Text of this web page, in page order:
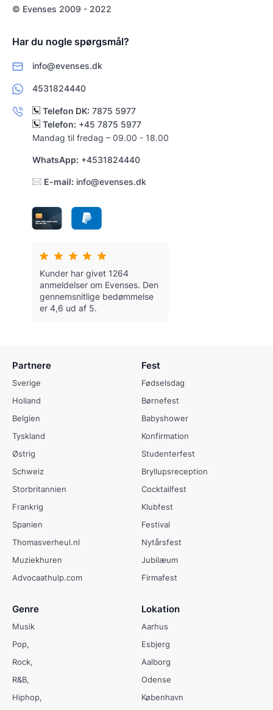
© Evenses 2009 - 2022
Har du nogle spørgsmål?
info@evenses.dk
4531824440
Telefon DK: 7875 5977
Telefon: +45 7875 5977
Mandag til fredag – 09.00 - 18.00
WhatsApp: +4531824440
E-mail: info@evenses.dk
Kunder har givet 1264
anmeldelser om Evenses. Den
gennemsnitlige bedømmelse
er 4,6 ud af 5.
Partnere
Sverige
Holland
Belgien
Tyskland
Østrig
Schweiz
Storbritannien
Frankrig
Spanien
Thomasverheul.nl
Muziekhuren
Advocaathulp.com
Fest
Fødselsdag
Børnefest
Babyshower
Konfirmation
Studenterfest
Bryllupsreception
Cocktailfest
Klubfest
Festival
Nytårsfest
Jubilæum
Firmafest
Genre
Musik
Pop
Rock
R&B
Hiphop
Lokation
Aarhus
Esbjerg
Aalborg
Odense
København